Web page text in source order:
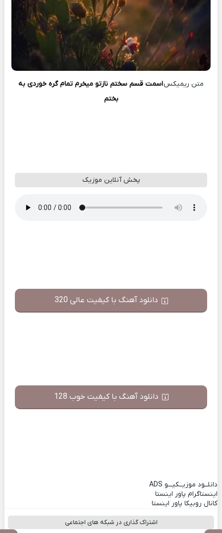
متن ریمیکساسمت قسم سختم نازتو میخرم تمام گره خوردی به
بختم
پخش آنلاین موزیک
دانلود آهنگ با کیفیت عالی 320
دانلود آهنگ با کیفیت خوب 128
دانلــود موزیــکیـــو ADS
اینستاگرام پاور اینستا
کانال روبیکا پاور اینستا
اشتراک گذاری در شبکه های اجتماعی